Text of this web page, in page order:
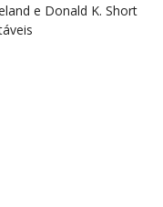
e Donald K. Short